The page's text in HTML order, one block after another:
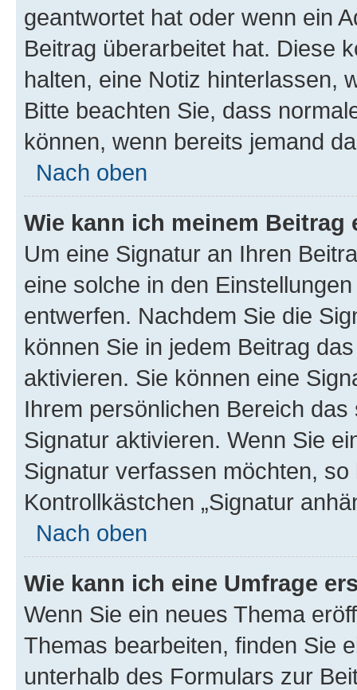
geantwortet hat oder wenn ein
Beitrag überarbeitet hat. Diese
halten, eine Notiz hinterlassen,
Bitte beachten Sie, dass
können, wenn bereits jemand
Nach oben
Wie kann ich meinem
Um eine Signatur an Ihren
eine solche in den
entwerfen. Nachdem Sie die
können Sie in jedem Beitrag
aktivieren. Sie können eine
Ihrem persönlichen Bereich
Signatur aktivieren. Wenn Sie
Signatur verfassen möchten,
Kontrollkästchen „Signatur
Nach oben
Wie kann ich eine Umfrage
Wenn Sie ein neues Thema
Themas bearbeiten, finden Sie
unterhalb des Formulars zur